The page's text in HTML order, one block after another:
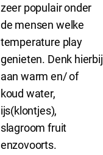
zeer populair onder
de mensen welke
temperature play
genieten. Denk hierbij
aan warm en/ of
koud water,
ijs(klontjes),
slagroom fruit
enzovoorts.